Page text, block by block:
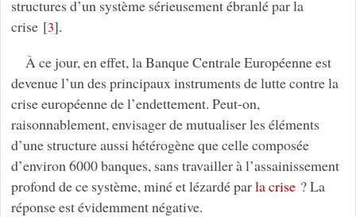
structures d’un système sérieusement ébranlé par la
crise[3].
À ce jour, en effet, la Banque Centrale Européenne est
devenue l’un des principaux instruments de lutte contre la
crise européenne de l’endettement. Peut-on,
raisonnablement, envisager de mutualiser les éléments
d’une structure aussi hétérogène que celle composée
d’environ 6000 banques, sans travailler à l’assainissement
profond de ce système, miné et lézardé parla crise? La
réponse est évidemment négative.